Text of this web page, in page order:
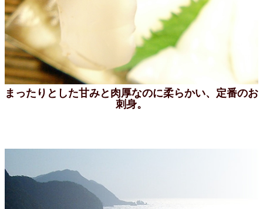
まったりとした甘みと肉厚なのに柔らかい、定番のお
刺身。